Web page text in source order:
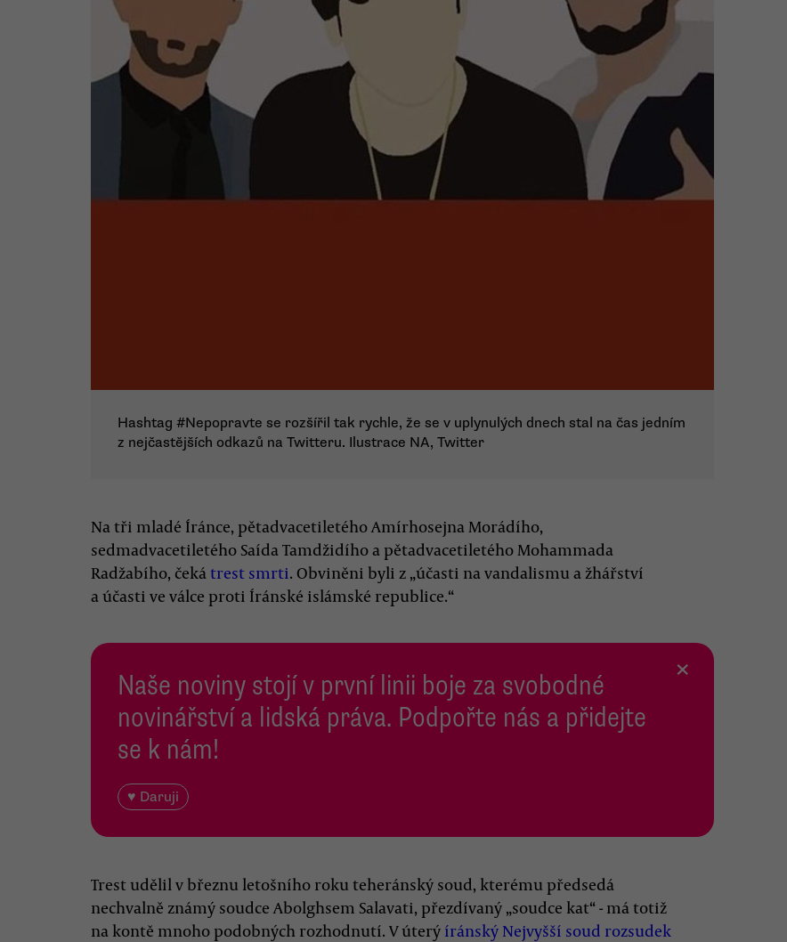
Hashtag #Nepopravte se rozšířil tak rychle, že se v uplynulých dnech stal na čas jedním
z nejčastějších odkazů na Twitteru. Ilustrace NA, Twitter
Na tři mladé Íránce, pětadvacetiletého Amírhosejna Morádího,
sedmadvacetiletého Saída Tamdžidího a pětadvacetiletého Mohammada
Radžabího, čekátrest smrti. Obviněni byli z „účasti na vandalismu a žhářství
a účasti ve válce proti Íránské islámské republice.“
Naše noviny stojí v první linii boje za svobodné
novinářství a lidská práva. Podpořte nás a přidejte
se k nám!
♥ Daruji
×
Trest udělil v březnu letošního roku teheránský soud, kterému předsedá
nechvalně známý soudce Abolghsem Salavati, přezdívaný „soudce kat“ - má totiž
na kontě mnoho podobných rozhodnutí. V úterý íránský Nejvyšší soud rozsudek